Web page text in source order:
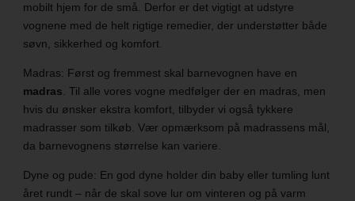
mobilt hjem for de små. Derfor er det vigtigt at udstyre
vognene med de helt rigtige remedier, der understøtter både
søvn, sikkerhed og komfort.
Madras: Først og fremmest skal barnevognen have en
madras . Til alle vores vogne medfølger der en madras, men
hvis du ønsker ekstra komfort, tilbyder vi også tykkere
madrasser som tilkøb. Vær opmærksom på madrassens mål,
da barnevognens størrelse kan variere.
Dyne og pude: En god dyne holder din baby eller tumling lunt
året rundt – når de skal sove lur om vinteren og på varm